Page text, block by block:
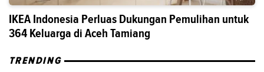
IKEA Indonesia Perluas Dukungan Pemulihan untuk
364 Keluarga di Aceh Tamiang
TRENDING